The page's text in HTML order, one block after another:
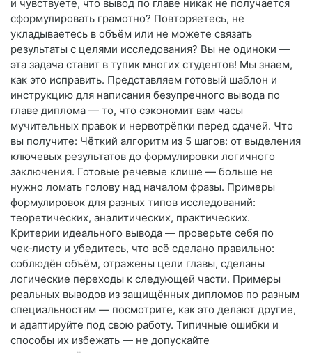
и чувствуете, что вывод по главе никак не получается
сформулировать грамотно? Повторяетесь, не
укладываетесь в объём или не можете связать
результаты с целями исследования? Вы не одиноки —
эта задача ставит в тупик многих студентов! Мы знаем,
как это исправить. Представляем готовый шаблон и
инструкцию для написания безупречного вывода по
главе диплома — то, что сэкономит вам часы
мучительных правок и нервотрёпки перед сдачей. Что
вы получите: Чёткий алгоритм из 5 шагов: от выделения
ключевых результатов до формулировки логичного
заключения. Готовые речевые клише — больше не
нужно ломать голову над началом фразы. Примеры
формулировок для разных типов исследований:
теоретических, аналитических, практических.
Критерии идеального вывода — проверьте себя по
чек‑листу и убедитесь, что всё сделано правильно:
соблюдён объём, отражены цели главы, сделаны
логические переходы к следующей части. Примеры
реальных выводов из защищённых дипломов по разным
специальностям — посмотрите, как это делают другие,
и адаптируйте под свою работу. Типичные ошибки и
способы их избежать — не допускайте